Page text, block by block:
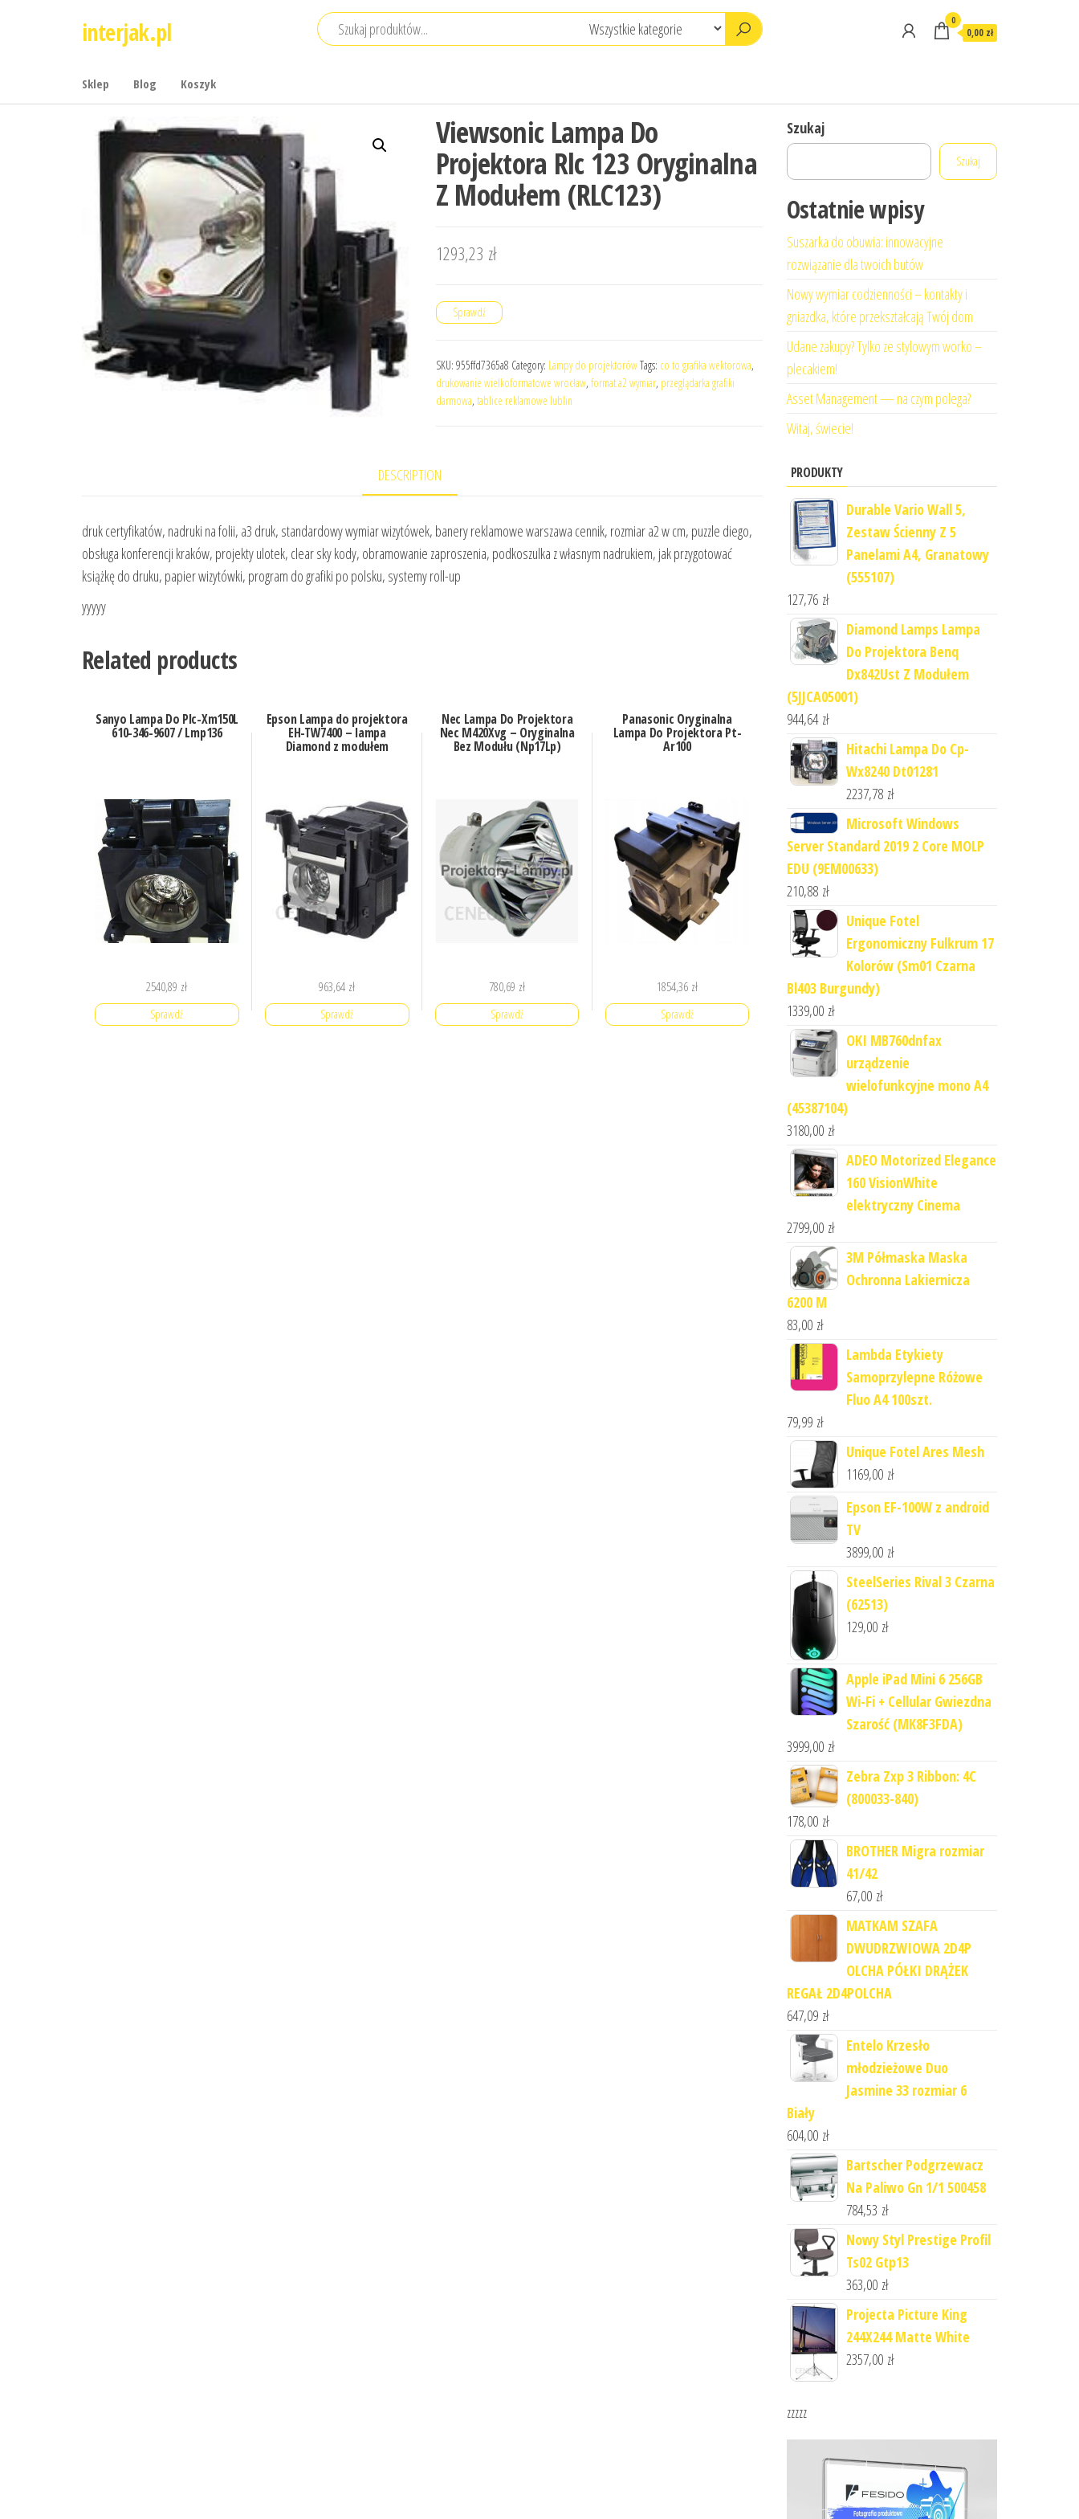
interjak.pl 0
0,00 zł
Sklep Blog Koszyk
Viewsonic Lampa Do
Projektora Rlc 123 Oryginalna
Z Modułem (RLC123)
1293,23 zł
Sprawdź
SKU: 955ffd7365a8 Category: Lampy do projektorówTags: co to grafika wektorowa,
drukowanie wielkoformatowe wrocław, format a2 wymiar, przeglądarka grafiki
darmowa, tablice reklamowe lublin
DESCRIPTION
druk certyfikatów, nadruki na folii, a3 druk, standardowy wymiar wizytówek, banery reklamowe warszawa cennik, rozmiar a2 w cm, puzzle diego,
obsługa konferencji kraków, projekty ulotek, clear sky kody, obramowanie zaproszenia, podkoszulka z własnym nadrukiem, jak przygotować
książkę do druku, papier wizytówki, program do grafiki po polsku, systemy roll-up
yyyyy
Related products
Sanyo Lampa Do Plc-Xm150L
610-346-9607 / Lmp136
2540,89 zł
Sprawdź
Epson Lampa do projektora
EH-TW7400 – lampa
Diamond z modułem
963,64 zł
Sprawdź
Nec Lampa Do Projektora
Nec M420Xvg – Oryginalna
Bez Modułu (Np17Lp)
780,69 zł
Sprawdź
Panasonic Oryginalna
Lampa Do Projektora Pt-
Ar100
1854,36 zł
Sprawdź
Szukaj
Szukaj
Ostatnie wpisy
Suszarka do obuwia: innowacyjne
rozwiązanie dla twoich butów
Nowy wymiar codzienności – kontakty i
gniazdka, które przekształcają Twój dom
Udane zakupy? Tylko ze stylowym worko –
plecakiem!
Asset Management — na czym polega?
Witaj, świecie!
PRODUKTY
Durable Vario Wall 5,
Zestaw Ścienny Z 5
Panelami A4, Granatowy
(555107)
127,76 zł
Diamond Lamps Lampa
Do Projektora Benq
Dx842Ust Z Modułem
(5JJCA05001)
944,64 zł
Hitachi Lampa Do Cp-
Wx8240 Dt01281
2237,78 zł
Microsoft Windows
Server Standard 2019 2 Core MOLP
EDU (9EM00633)
210,88 zł
Unique Fotel
Ergonomiczny Fulkrum 17
Kolorów (Sm01 Czarna
Bl403 Burgundy)
1339,00 zł
OKI MB760dnfax
urządzenie
wielofunkcyjne mono A4
(45387104)
3180,00 zł
ADEO Motorized Elegance
160 VisionWhite
elektryczny Cinema
2799,00 zł
3M Półmaska Maska
Ochronna Lakiernicza
6200 M
83,00 zł
Lambda Etykiety
Samoprzylepne Różowe
Fluo A4 100szt.
79,99 zł
Unique Fotel Ares Mesh
1169,00 zł
Epson EF-100W z android
TV
3899,00 zł
SteelSeries Rival 3 Czarna
(62513)
129,00 zł
Apple iPad Mini 6 256GB
Wi-Fi + Cellular Gwiezdna
Szarość (MK8F3FDA)
3999,00 zł
Zebra Zxp 3 Ribbon: 4C
(800033-840)
178,00 zł
BROTHER Migra rozmiar
41/42
67,00 zł
MATKAM SZAFA
DWUDRZWIOWA 2D4P
OLCHA PÓŁKI DRĄŻEK
REGAŁ 2D4POLCHA
647,09 zł
Entelo Krzesło
młodzieżowe Duo
Jasmine 33 rozmiar 6
Biały
604,00 zł
Bartscher Podgrzewacz
Na Paliwo Gn 1/1 500458
784,53 zł
Nowy Styl Prestige Profil
Ts02 Gtp13
363,00 zł
Projecta Picture King
244X244 Matte White
2357,00 zł
zzzzz